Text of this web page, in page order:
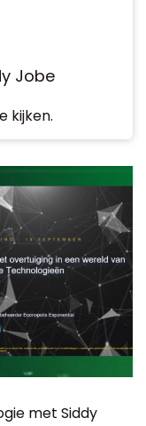
Jobe
kijken.
met Siddy